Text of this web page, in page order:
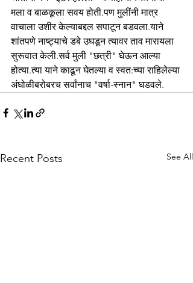
मला व बाळकूला सवय होती.पण मुलींनी मात्र
वाचाला उशीर केल्याबद्दल सपाटून बडवला.याने
शांतपणे नाष्ट्याचे डबे उघडून त्यावर ताव मारायला
सुरूवात केली.सर्व मुली "छत्री" घेऊन आल्या
होत्या.त्या याने काढून घेतल्या व स्वत:च्या राहिलेल्या
अंघोळीबरोबरच सर्वांनाच "वर्षा-स्नान" घडवले.
Recent Posts See All